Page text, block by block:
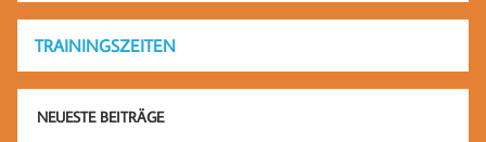
TRAININGSZEITEN
NEUESTE BEITRÄGE